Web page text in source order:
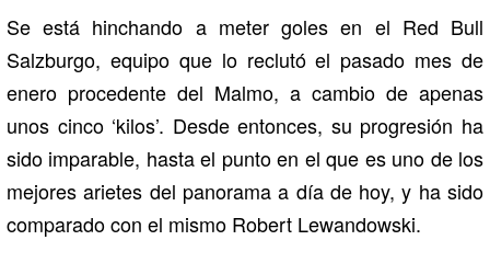
Se está hinchando a meter goles en el Red Bull
Salzburgo, equipo que lo reclutó el pasado mes de
enero procedente del Malmo, a cambio de apenas
unos cinco ‘kilos’. Desde entonces, su progresión ha
sido imparable, hasta el punto en el que es uno de los
mejores arietes del panorama a día de hoy, y ha sido
comparado con el mismo Robert Lewandowski.